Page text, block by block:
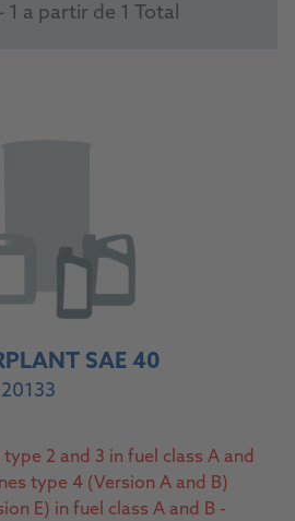
1 a partir de 1 Total
SAE 40
type 2 and 3 in fuel class A and
type 4 (Version A and B)
E) in fuel class A and B -